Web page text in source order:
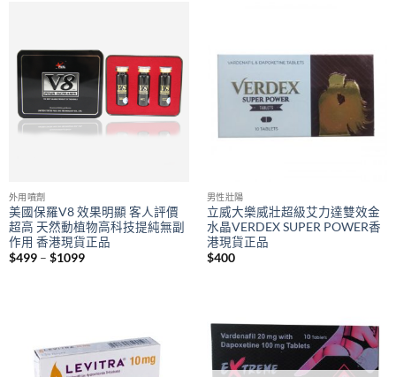
外用噴劑
美國保羅V8 效果明顯 客人評價
超高 天然動植物高科技提純無副
作用 香港現貨正品
$499 – $1099Price
男性壯陽
立威大樂威壯超級艾力達雙效金
水晶VERDEX SUPER POWER香
港現貨正品
$400